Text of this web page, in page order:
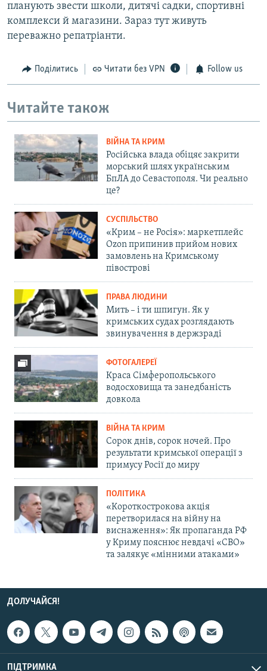
планують звести школи, дитячі садки, спортивні
комплекси й магазини. Зараз тут живуть
переважно репатріанти.
Поділитись Читати без VPN Follow us
Читайте також
ВІЙНА ТА КРИМ
Російська влада обіцяє закрити
морський шлях українським
БпЛА до Севастополя. Чи реально
це?
СУСПІЛЬСТВО
«Крим – не Росія»: маркетплейс
Ozon припинив прийом нових
замовлень на Кримському
півострові
ПРАВА ЛЮДИНИ
Мить – і ти шпигун. Як у
кримських судах розглядають
звинувачення в держзраді
ФОТОГАЛЕРЕЇ
Краса Сімферопольського
водосховища та занедбаність
довкола
ВІЙНА ТА КРИМ
Сорок днів, сорок ночей. Про
результати кримської операції з
примусу Росії до миру
ПОЛІТИКА
«Короткострокова акція
перетворилася на війну на
виснаження»: Як пропаганда РФ
у Криму пояснює невдачі «СВО»
та залякує «мінними атаками»
ДОЛУЧАЙСЯ!
ПІДТРИМКА